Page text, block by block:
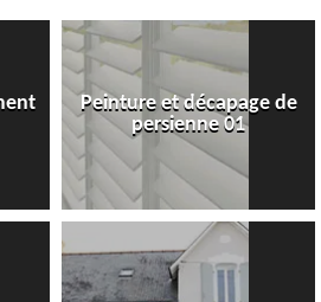
Peinture et décapage de
persienne 01